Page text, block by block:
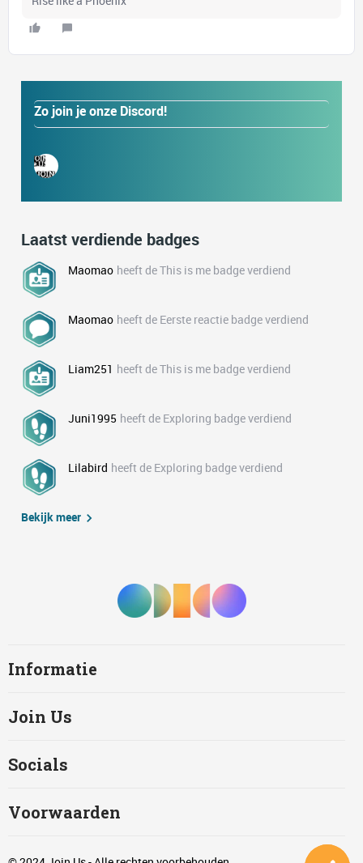
Zo join je onze Discord!
Laatst verdiende badges
Maomao heeft de This is me badge verdiend
Maomao heeft de Eerste reactie badge verdiend
Liam251 heeft de This is me badge verdiend
Juni1995 heeft de Exploring badge verdiend
Lilabird heeft de Exploring badge verdiend
Bekijk meer
Informatie
Join Us
Socials
Voorwaarden